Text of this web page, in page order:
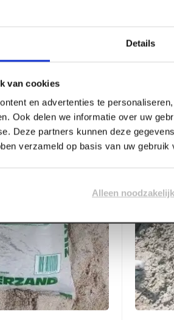
Details
van cookies
en advertenties te
Ook delen we informatie over uw
Deze partners kunnen deze
verzameld op basis van uw gebruik
Alleen
Log in